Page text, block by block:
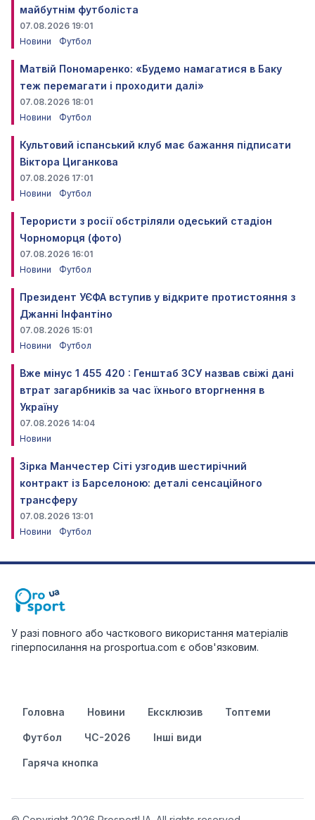
майбутнім футболіста
07.08.2026 19:01
Новини
Футбол
Матвій Пономаренко: «Будемо намагатися в Баку
теж перемагати і проходити далі»
07.08.2026 18:01
Новини
Футбол
Культовий іспанський клуб має бажання підписати
Віктора Циганкова
07.08.2026 17:01
Новини
Футбол
Терористи з росії обстріляли одеський стадіон
Чорноморця (фото)
07.08.2026 16:01
Новини
Футбол
Президент УЄФА вступив у відкрите протистояння з
Джанні Інфантіно
07.08.2026 15:01
Новини
Футбол
Вже мінус 1 455 420 : Генштаб ЗСУ назвав свіжі дані
втрат загарбників за час їхнього вторгнення в
Україну
07.08.2026 14:04
Новини
Зірка Манчестер Сіті узгодив шестирічний
контракт із Барселоною: деталі сенсаційного
трансферу
07.08.2026 13:01
Новини
Футбол
У разі повного або часткового використання матеріалів
гіперпосилання на prosportua.com є обов'язковим.
Головна Новини Ексклюзив Топтеми
Футбол ЧС-2026 Інші види
Гаряча кнопка